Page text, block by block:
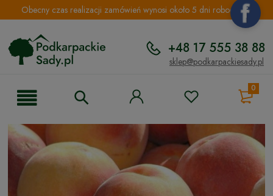
Obecny czas realizacji zamówień wynosi około 5 dni roboczych.
+48 17 555 38 88
sklep@podkarpackiesady.pl
0